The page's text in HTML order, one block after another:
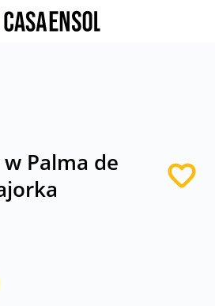
Palma de